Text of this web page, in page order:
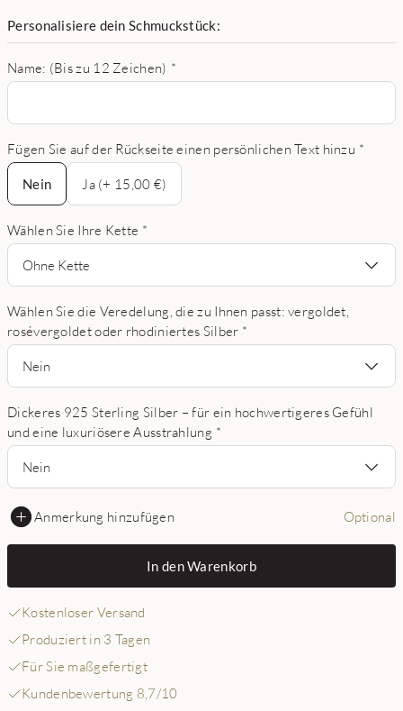
Personalisiere dein Schmuckstück:
Name: (Bis zu 12 Zeichen) *
Fügen Sie auf der Rückseite einen persönlichen Text hinzu *
Nein
Nein
Ja (+ 15,00 €)
Wählen Sie Ihre Kette *
Ohne Kette
Wählen Sie die Veredelung, die zu Ihnen passt: vergoldet,
rosévergoldet oder rhodiniertes Silber *
Nein
Dickeres 925 Sterling Silber – für ein hochwertigeres Gefühl
und eine luxuriösere Ausstrahlung *
Nein
Anmerkung hinzufügen Optional
In den Warenkorb
Kostenloser Versand
Produziert in 3 Tagen
Für Sie maßgefertigt
Kundenbewertung 8,7/10